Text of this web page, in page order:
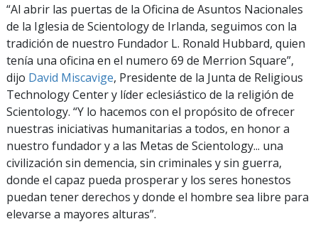
“Al abrir las puertas de la Oficina de Asuntos Nacionales
de la Iglesia de Scientology de Irlanda, seguimos con la
tradición de nuestro Fundador L. Ronald Hubbard, quien
tenía una oficina en el numero 69 de Merrion Square”,
dijo David Miscavige, Presidente de la Junta de Religious
Technology Center y líder eclesiástico de la religión de
Scientology. “Y lo hacemos con el propósito de ofrecer
nuestras iniciativas humanitarias a todos, en honor a
nuestro fundador y a las Metas de Scientology... una
civilización sin demencia, sin criminales y sin guerra,
donde el capaz pueda prosperar y los seres honestos
puedan tener derechos y donde el hombre sea libre para
elevarse a mayores alturas”.